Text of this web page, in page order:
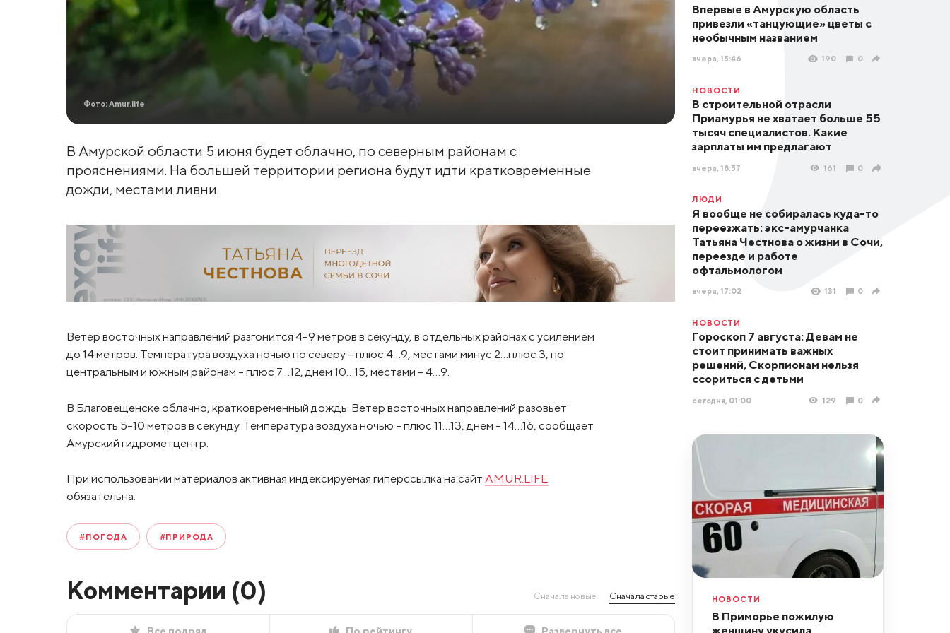
Фото: Amur.life
В Амурской области 5 июня будет облачно, по северным районам с
прояснениями. На большей территории региона будут идти кратковременные
дожди, местами ливни.
Ветер восточных направлений разгонится 4-9 метров в секунду, в отдельных районах с усилением
до 14 метров. Температура воздуха ночью по северу – плюс 4…9, местами минус 2…плюс 3, по
центральным и южным районам – плюс 7…12, днем 10…15, местами – 4…9.
В Благовещенске облачно, кратковременный дождь. Ветер восточных направлений разовьет
скорость 5-10 метров в секунду. Температура воздуха ночью – плюс 11…13, днем – 14…16, сообщает
Амурский гидрометцентр.
При использовании материалов активная индексируемая гиперссылка на сайт AMUR.LIFE
обязательна.
#ПОГОДА #ПРИРОДА
Комментарии (0) Сначала новые Сначала старые
Все подряд По рейтингу Развернуть все
Впервые в Амурскую область
привезли «танцующие» цветы с
необычным названием
вчера, 15:46 190 0
НОВОСТИ
В строительной отрасли
Приамурья не хватает больше 55
тысяч специалистов. Какие
зарплаты им предлагают
вчера, 18:57 161 0
ЛЮДИ
Я вообще не собиралась куда-то
переезжать: экс-амурчанка
Татьяна Честнова о жизни в Сочи,
переезде и работе
офтальмологом
вчера, 17:02 131 0
НОВОСТИ
Гороскоп 7 августа: Девам не
стоит принимать важных
решений, Скорпионам нельзя
ссориться с детьми
сегодня, 01:00 129 0
НОВОСТИ
В Приморье пожилую
женщину укусила